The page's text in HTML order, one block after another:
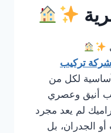
شركة تركيب
لكل من
أنيق وعصري
لم يعد مجرد
الجدران، بل